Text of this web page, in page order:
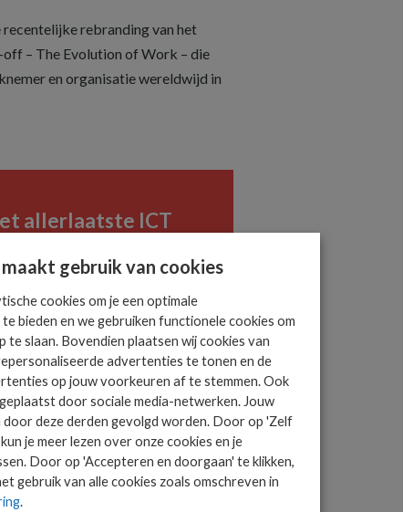
rebranding van het
off – The Evolution of Work – die
en organisatie wereldwijd in
allerlaatste ICT
AANMELDEN
gebruik van cookies
cookies om je een optimale
bieden en we gebruiken functionele cookies om
te slaan. Bovendien plaatsen wij cookies van
advertenties te tonen en de
op jouw voorkeuren af te stemmen. Ook
door sociale media-netwerken. Jouw
deze derden gevolgd worden. Door op 'Zelf
je meer lezen over onze cookies en je
Door op 'Accepteren en doorgaan' te klikken,
gebruik van alle cookies zoals omschreven in
.